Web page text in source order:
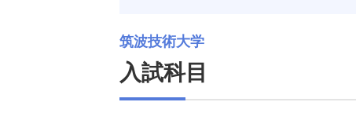
筑波技術大学
入試科目